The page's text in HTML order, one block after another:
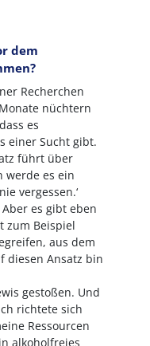
dem
Recherchen
nüchtern
es
einer Sucht gibt.
führt über
werde es ein
vergessen.‘
es gibt eben
zum Beispiel
aus dem
diesen Ansatz bin
gestoßen. Und
richtete sich
Ressourcen
alkoholfreies